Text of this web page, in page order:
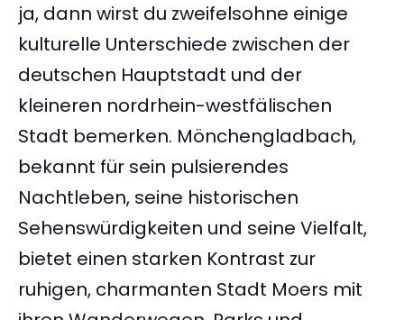
ja, dann wirst du zweifelsohne einige
kulturelle Unterschiede zwischen der
deutschen Hauptstadt und der
kleineren nordrhein-westfälischen
Stadt bemerken. Mönchengladbach,
bekannt für sein pulsierendes
Nachtleben, seine historischen
Sehenswürdigkeiten und seine Vielfalt,
bietet einen starken Kontrast zur
ruhigen, charmanten Stadt Moers mit